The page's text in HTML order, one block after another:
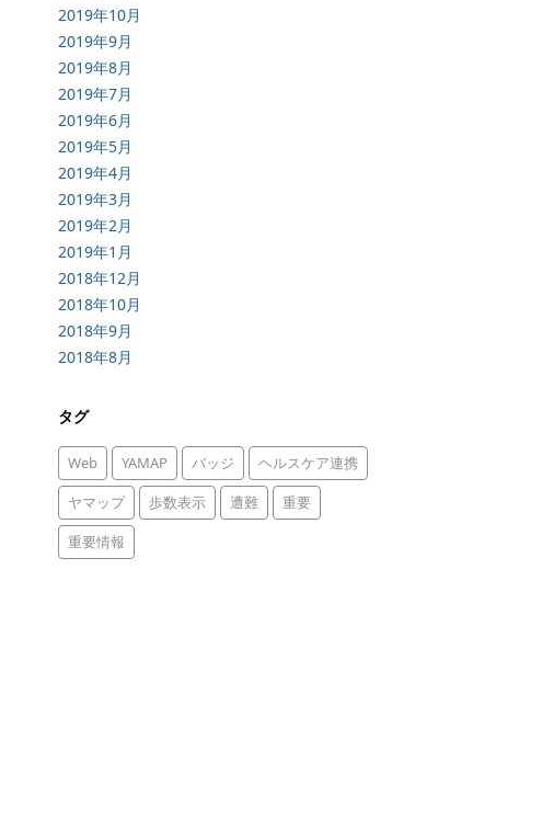
2019年10月
2019年9月
2019年8月
2019年7月
2019年6月
2019年5月
2019年4月
2019年3月
2019年2月
2019年1月
2018年12月
2018年10月
2018年9月
2018年8月
タグ
Web YAMAP バッジ
ヘルスケア連携
ヤマップ
歩数表示 遭難
重要
重要情報